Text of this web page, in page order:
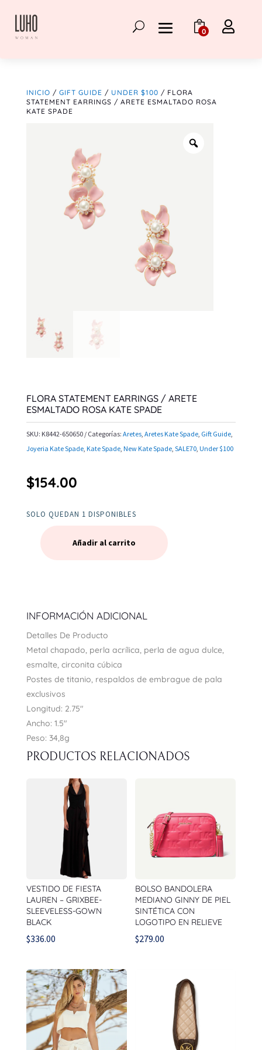
0 
INICIO / GIFT GUIDE / UNDER $100 / FLORA
STATEMENT EARRINGS / ARETE ESMALTADO ROSA
KATE SPADE
FLORA STATEMENT EARRINGS / ARETE
ESMALTADO ROSA KATE SPADE
SKU: K8442-650650 Categorías: Aretes, Aretes Kate Spade, Gift Guide,
Joyeria Kate Spade, Kate Spade, New Kate Spade, SALE70, Under $100
$154.00
SOLO QUEDAN 1 DISPONIBLES
ESMALTADO
ROSA
KATE
SPADE
CANTIDAD
Añadir al carrito
INFORMACIÓN ADICIONAL
Detalles De Producto
Metal chapado, perla acrílica, perla de agua dulce,
esmalte, circonita cúbica
Postes de titanio, respaldos de embrague de pala
exclusivos
Longitud: 2.75″
Ancho: 1.5″
Peso: 34,8g
PRODUCTOS RELACIONADOS
VESTIDO DE FIESTA
LAUREN – GRIXBEE-
SLEEVELESS-GOWN
BLACK
$336.00
BOLSO BANDOLERA
MEDIANO GINNY DE PIEL
SINTÉTICA CON
LOGOTIPO EN RELIEVE
$279.00